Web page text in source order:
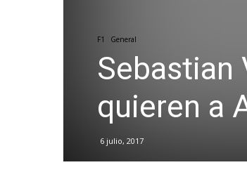
F1 General
Sebastian
quieren a
6 julio, 2017